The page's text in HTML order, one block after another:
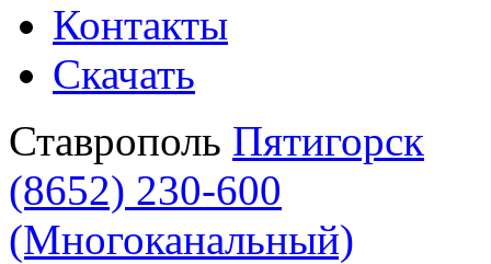
Контакты
Скачать
Ставрополь Пятигорск
(8652) 230-600
(Многоканальный)